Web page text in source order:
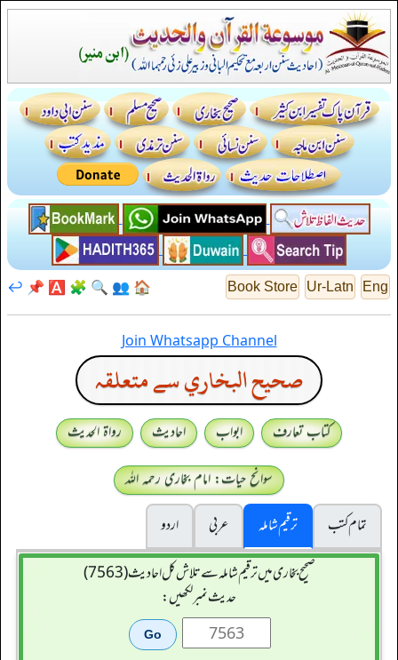
Eng
Ur-Latn
Book Store
🏠
👥
🔍
🧩
🅰️
📌
↩️
Join Whatsapp Channel
صحيح البخاري سے متعلقہ
کتاب تعارف ابواب احادیث
رواۃ الحدیث
سوانح حیات: امام بخاری رحمہ اللہ
تمام کتب
ترقیم شاملہ عربی
اردو
صحیح بخاری میں ترقیم شاملہ سے تلاش کل احادیث (7563)
حدیث نمبر لکھیں: